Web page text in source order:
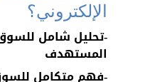
الإلكتروني؟
-تحليل شامل
المستهدف
-فهم متكامل